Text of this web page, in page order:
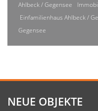
Ahlbeck / Gegensee
Einfamilienhaus Ahlbeck /
Gegensee
NEUE OBJEKTE